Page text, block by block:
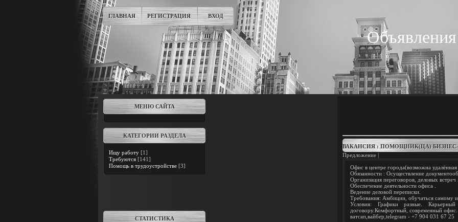
ГЛАВНАЯ РЕГИСТРАЦИЯ ВХОД
МЕНЮ САЙТА
КАТЕГОРИИ РАЗДЕЛА
Ищу работу [1]
Требуются [141]
Помощь в трудоустройстве [3]
СТАТИСТИКА
ВАКАНСИЯ : ПОМОЩНИК(ЦА)
Предложение |
Офис в центре города(возможна удалённая
Обязанности : Осуществление
Организация переговоров, деловых встреч .
Обеспечение деятельности офиса .
Ведение деловой переписки.
Требования: Амбиции, обучаться самому и
Условия: Графики разные.
договору.Комфортный, современный офис.
ватсап,вайбер,telegram - +7 904 031 67 25